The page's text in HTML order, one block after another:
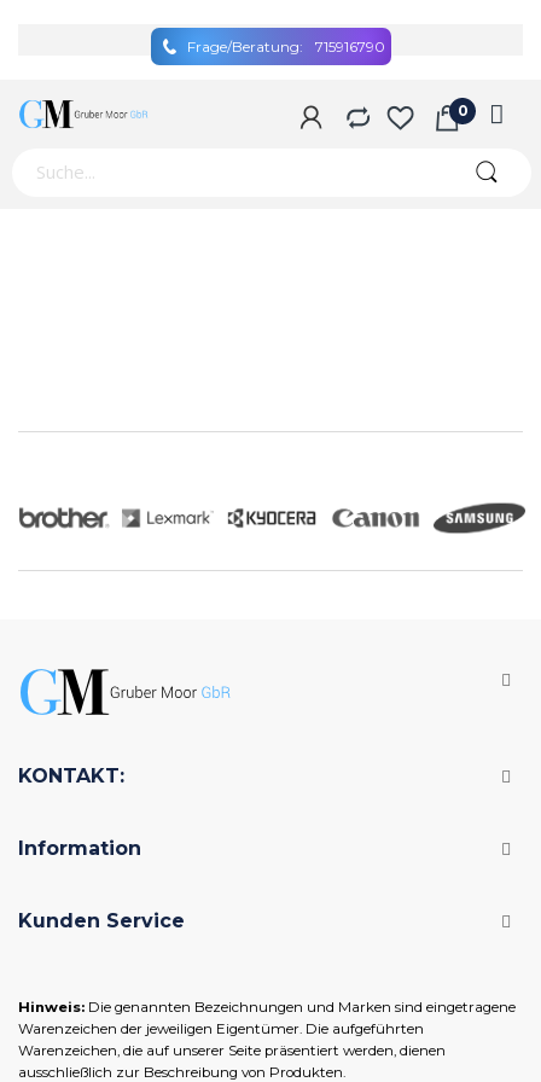
Frage/Beratung: 715916790
KONTAKT:
Information
Kunden Service
Hinweis: Die genannten Bezeichnungen und Marken sind eingetragene
Warenzeichen der jeweiligen Eigentümer. Die aufgeführten
Warenzeichen, die auf unserer Seite präsentiert werden, dienen
ausschließlich zur Beschreibung von Produkten.